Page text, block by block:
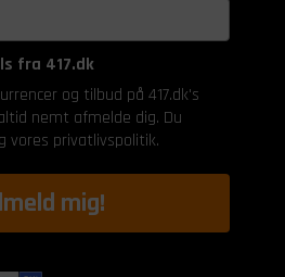
fra 417.dk
og tilbud på 417.dk's
nemt afmelde dig. Du
vores privatlivspolitik.
mig!